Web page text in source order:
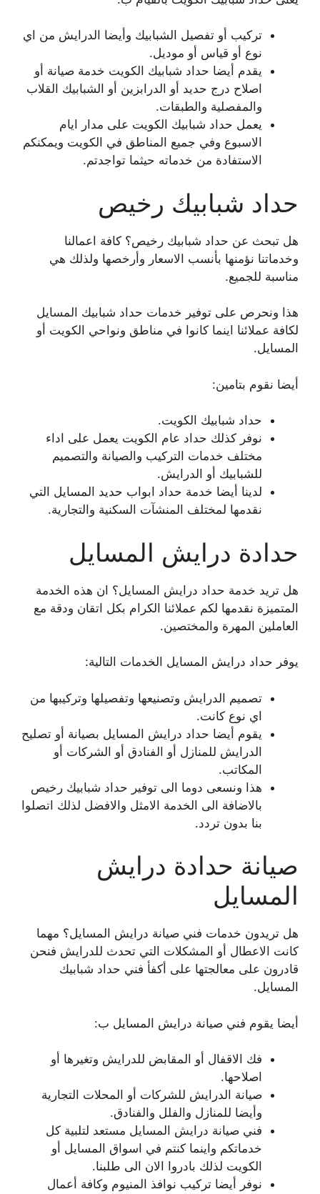
تركيب أو تفصيل الشبابيك وأيضا الدرايش من اي
نوع أو قياس أو موديل.
يقدم أيضا حداد شبابيك الكويت خدمة صيانة أو
اصلاح درج حديد أو الدرابزين أو الشبابيك القلاب
والمفصلية والطبقات.
يعمل حداد شبابيك الكويت على مدار ايام
الاسبوع وفي جميع المناطق في الكويت ويمكنكم
الاستفادة من خدماته حيثما تواجدتم.
حداد شبابيك رخيص
هل تبحث عن حداد شبابيك رخيص؟ كافة اعمالنا
وخدماتنا نؤمنها بأنسب الاسعار وأرخصها ولذلك هي
مناسبة للجميع.
هذا ونحرص على توفير خدمات حداد شبابيك المسايل
لكافة عملائنا اينما كانوا في مناطق ونواحي الكويت أو
المسايل.
أيضا نقوم بتامين:
حداد شبابيك الكويت.
نوفر كذلك حداد عام الكويت يعمل على اداء
مختلف خدمات التركيب والصيانة والتصميم
للشبابيك أو الدرايش.
لدينا أيضا خدمة حداد ابواب حديد المسايل التي
نقدمها لمختلف المنشآت السكنية والتجارية.
حدادة درايش المسايل
هل تريد خدمة حداد درايش المسايل؟ ان هذه الخدمة
المتميزة نقدمها لكم عملائنا الكرام بكل اتقان ودقة مع
العاملين المهرة والمختصين.
يوفر حداد درايش المسايل الخدمات التالية:
تصميم الدرايش وتصنيعها وتفصيلها وتركيبها من
اي نوع كانت.
يقوم أيضا حداد درايش المسايل بصيانة أو تصليح
الدرايش للمنازل أو الفنادق أو الشركات أو
المكاتب.
هذا ونسعى دوما الى توفير حداد شبابيك رخيص
بالاضافة الى الخدمة الامثل والافضل لذلك اتصلوا
بنا بدون تردد.
صيانة حدادة درايش
المسايل
هل تريدون خدمات فني صيانة درايش المسايل؟ مهما
كانت الاعطال أو المشكلات التي تحدث للدرايش فنحن
قادرون على معالجتها على أكفأ فني حداد شبابيك
المسايل.
أيضا يقوم فني صيانة درايش المسايل ب:
فك الاقفال أو المقابض للدرايش وتغيرها أو
اصلاحها.
صيانة الدرايش للشركات أو المحلات التجارية
وأيضا للمنازل والفلل والفنادق.
فني صيانة درايش المسايل مستعد لتلبية كل
خدماتكم واينما كنتم في اسواق المسايل أو
الكويت لذلك بادروا الان الى طلبنا.
نوفر أيضا تركيب نوافذ المنيوم وكافة أعمال